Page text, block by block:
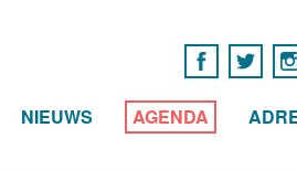
NIEUWS AGENDA